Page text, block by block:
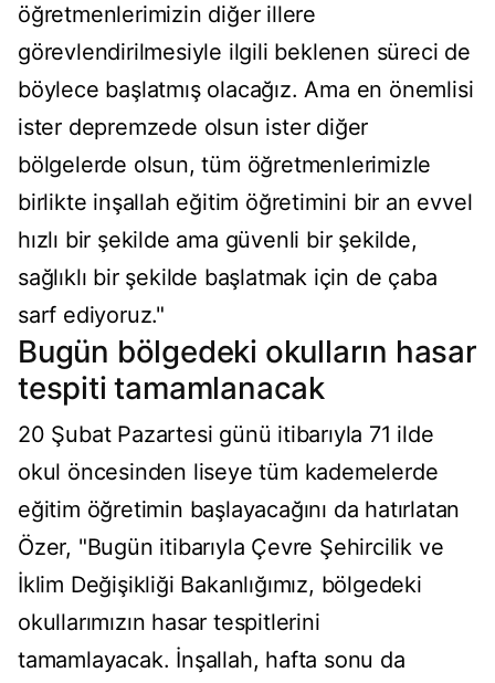
öğretmenlerimizin diğer illere
görevlendirilmesiyle ilgili beklenen süreci de
böylece başlatmış olacağız. Ama en önemlisi
ister depremzede olsun ister diğer
bölgelerde olsun, tüm öğretmenlerimizle
birlikte inşallah eğitim öğretimini bir an evvel
hızlı bir şekilde ama güvenli bir şekilde,
sağlıklı bir şekilde başlatmak için de çaba
sarf ediyoruz."
Bugün bölgedeki okulların hasar
tespiti tamamlanacak
20 Şubat Pazartesi günü itibarıyla 71 ilde
okul öncesinden liseye tüm kademelerde
eğitim öğretimin başlayacağını da hatırlatan
Özer, "Bugün itibarıyla Çevre Şehircilik ve
İklim Değişikliği Bakanlığımız, bölgedeki
okullarımızın hasar tespitlerini
tamamlayacak. İnşallah, hafta sonu da